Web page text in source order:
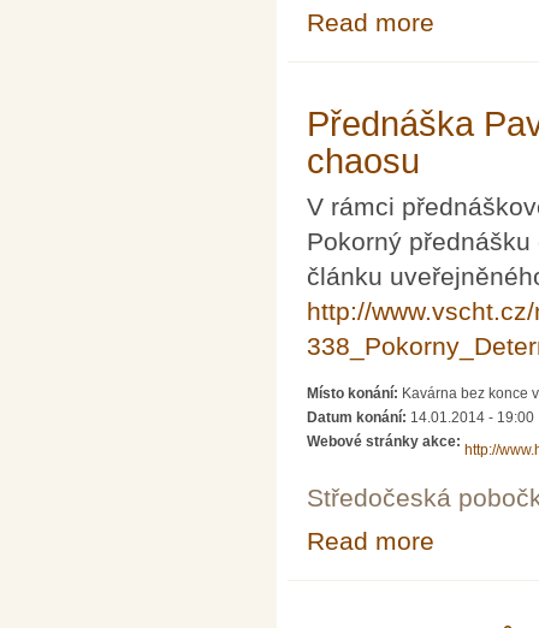
Read more
Přednáška
chaosu
V rámci
Pokorný
článku
http://
Místo konání: Kavárna bez konce
Datum konání: 14.01.2014 - 19:00
Webové stránky akce:
http://
Středočeská
Read more